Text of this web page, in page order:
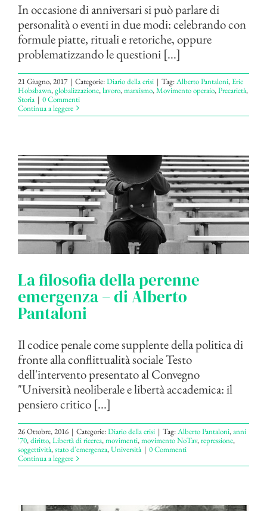
In occasione di anniversari si può parlare di
personalità o eventi in due modi: celebrando con
formule piatte, rituali e retoriche, oppure
problematizzando le questioni [...]
21 Giugno, 2017 | Categorie:Diario della crisi | Tag:Alberto Pantaloni,Eric
Hobsbawn,globalizzazione,lavoro,marxismo,Movimento operaio,Precarietà,
Storia | 0 Commenti
Continua a leggere
La filosofia della perenne
emergenza – di Alberto
Pantaloni
Il codice penale come supplente della politica di
fronte alla conflittualità sociale Testo
dell'intervento presentato al Convegno
"Università neoliberale e libertà accademica: il
pensiero critico [...]
26 Ottobre, 2016 | Categorie:Diario della crisi | Tag:Alberto Pantaloni,anni
'70,diritto,Libertà di ricerca,movimenti,movimento NoTav,repressione,
soggettività,stato d'emergenza,Università | 0 Commenti
Continua a leggere